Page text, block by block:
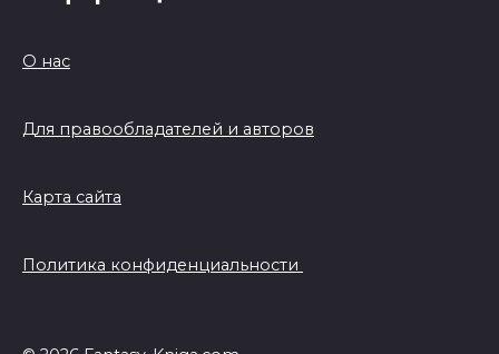
О нас
Для правообладателей и авторов
Карта сайта
Политика конфиденциальности